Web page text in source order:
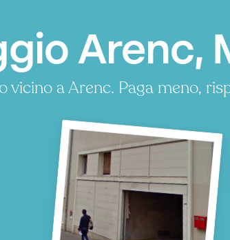
Arenc,
vicino a Arenc. Paga meno,